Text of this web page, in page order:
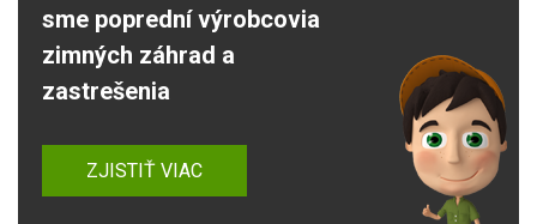
sme poprední výrobcovia
zimných záhrad a
zastrešenia
ZJISTIŤ VIAC